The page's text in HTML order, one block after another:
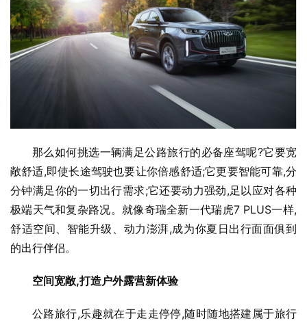
那么如何挑选一辆满足公路旅行的必备座驾呢?它要宽
敞舒适,即使长途驾驶也要让你倍感舒适;它更要智能可靠,分
分钟满足你的一切出行需求;它还要动力强劲,足以应对各种
极端天气和复杂路况。就像奇瑞全新一代瑞虎7 PLUS一样,
舒适空间、智能升级、动力澎湃,成为你夏日出行面面俱到
的出行伴侣。
空间宽敞,打造户外露营新体验
公路旅行,乐趣就在于走走停停,随时随地搭建属于旅行